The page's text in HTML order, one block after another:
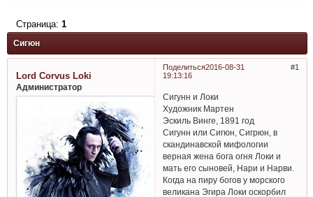
Сигюн
Страница: 1
Поделиться 1
2016-08-31
19:13:16
Lord Corvus Loki
Администратор
Сигунн и Локи
Художник Мартен
Эскиль Винге, 1891 год
Сигунн или Сигюн, Сигрюн, в
скандинавской мифологии
верная жена бога огня Локи и
мать его сыновей, Нари и Нарви.
Когда на пиру богов у морского
великана Эгира Локи оскорбил